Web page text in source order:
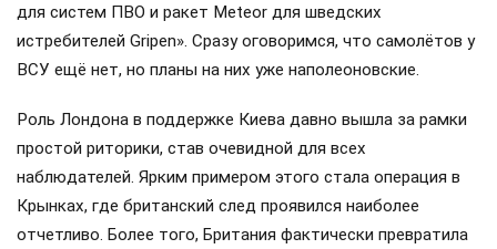
для систем ПВО и ракет Meteor для шведских
истребителей Gripen». Сразу оговоримся, что самолётов у
ВСУ ещё нет, но планы на них уже наполеоновские.
Роль Лондона в поддержке Киева давно вышла за рамки
простой риторики, став очевидной для всех
наблюдателей. Ярким примером этого стала операция в
Крынках, где британский след проявился наиболее
отчетливо. Более того, Британия фактически превратила